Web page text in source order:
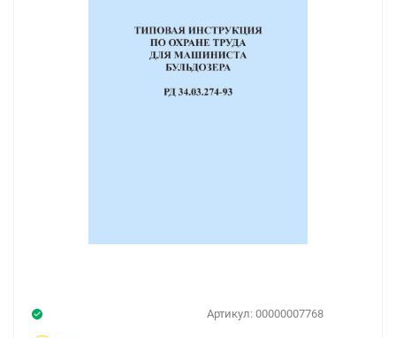
Артикул: 00000007768